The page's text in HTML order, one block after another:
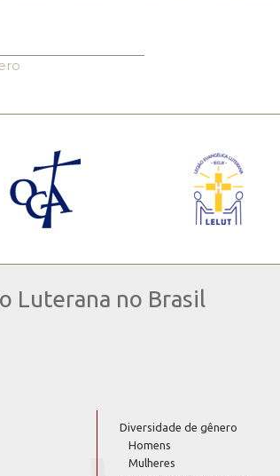
Luterana no Brasil
Diversidade de gênero
Homens
Mulheres